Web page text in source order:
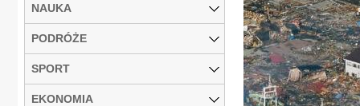
NAUKA
PODRÓŻE
SPORT
EKONOMIA